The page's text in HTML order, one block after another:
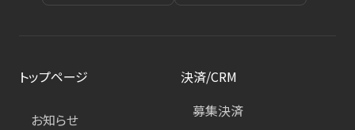
トップページ
お知らせ
決済/CRM
募集決済